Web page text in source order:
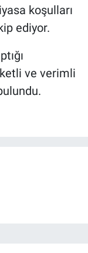
koşulları
ediyor.
ve verimli